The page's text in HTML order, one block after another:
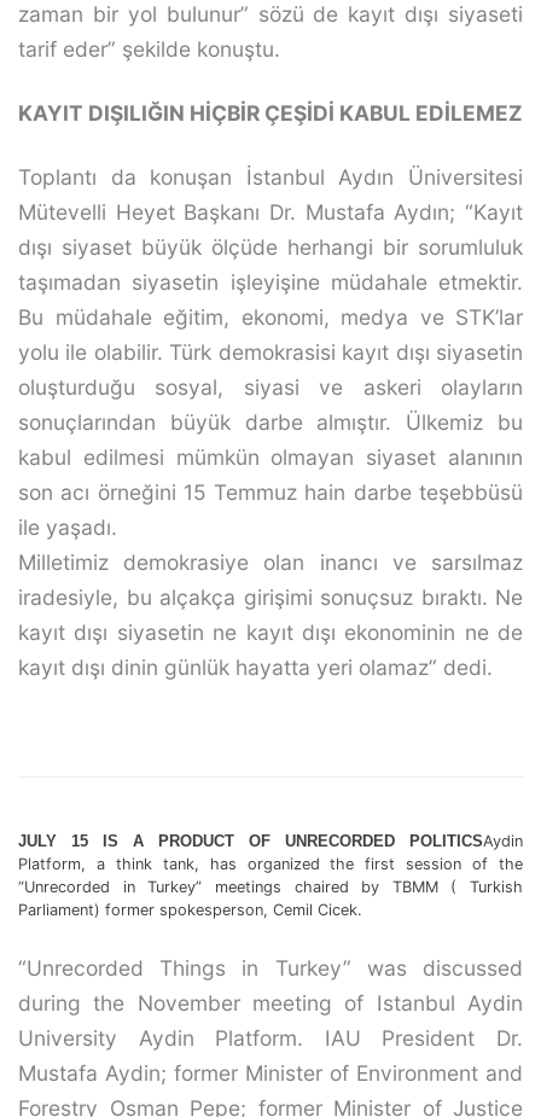
zaman bir yol bulunur” sözü de kayıt dışı siyaseti
tarif eder” şekilde konuştu.
KAYIT DIŞILIĞIN HİÇBİR ÇEŞİDİ KABUL EDİLEMEZ
Toplantı da konuşan İstanbul Aydın Üniversitesi
Mütevelli Heyet Başkanı Dr. Mustafa Aydın; “Kayıt
dışı siyaset büyük ölçüde herhangi bir sorumluluk
taşımadan siyasetin işleyişine müdahale etmektir.
Bu müdahale eğitim, ekonomi, medya ve STK’lar
yolu ile olabilir. Türk demokrasisi kayıt dışı siyasetin
oluşturduğu sosyal, siyasi ve askeri olayların
sonuçlarından büyük darbe almıştır. Ülkemiz bu
kabul edilmesi mümkün olmayan siyaset alanının
son acı örneğini 15 Temmuz hain darbe teşebbüsü
ile yaşadı.
Milletimiz demokrasiye olan inancı ve sarsılmaz
iradesiyle, bu alçakça girişimi sonuçsuz bıraktı. Ne
kayıt dışı siyasetin ne kayıt dışı ekonominin ne de
kayıt dışı dinin günlük hayatta yeri olamaz” dedi.
JULY 15 IS A PRODUCT OF UNRECORDED POLITICSAydin
Platform, a think tank, has organized the first session of the
“Unrecorded in Turkey” meetings chaired by TBMM ( Turkish
Parliament) former spokesperson, Cemil Cicek.
“Unrecorded Things in Turkey” was discussed
during the November meeting of Istanbul Aydin
University Aydin Platform. IAU President Dr.
Mustafa Aydin; former Minister of Environment and
Forestry Osman Pepe; former Minister of Justice